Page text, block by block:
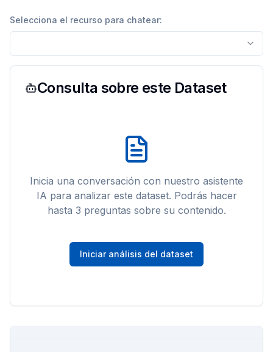
Selecciona el recurso para chatear:
Consulta sobre este Dataset
Inicia una conversación con nuestro asistente
IA para analizar este dataset. Podrás hacer
hasta 3 preguntas sobre su contenido.
Iniciar análisis del dataset